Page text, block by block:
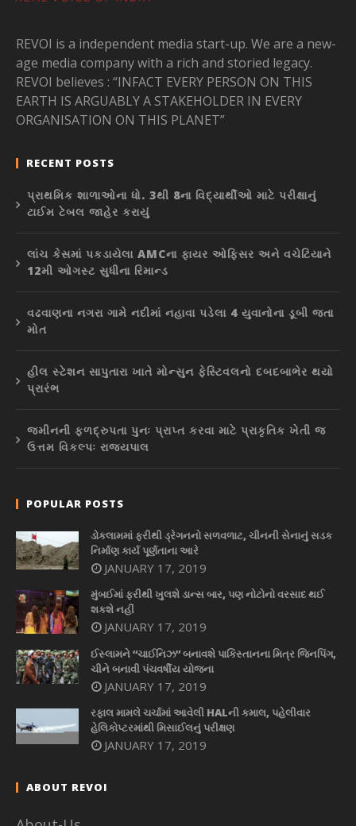
REVOI is a independent media start-up. We are a new-
age media company with a rich and storied legacy.
REVOI believes : “INFACT EVERY PERSON ON THIS
EARTH IS ARGUABLY A STAKEHOLDER IN EVERY
ORGANISATION ON THIS PLANET”
RECENT POSTS
પ્રાથમિક શાળાઓના ધો. 3થી 8ના વિદ્યાર્થીઓ માટે પરીક્ષાનું
ટાઈમ ટેબલ જાહેર કરાયું
લાંચ કેસમાં પકડાયેલા AMCના ફાયર ઓફિસર અને વચેટિયાને
12મી ઓગસ્ટ સુધીના રિમાન્ડ
વઢવાણના નગરા ગામે નદીમાં નહાવા પડેલા 4 યુવાનોના ડૂબી જતા
મોત
હીલ સ્ટેશન સાપુતારા ખાતે મોન્સુન ફેસ્ટિવલનો દબદબાભેર થયો
પ્રારંભ
જમીનની ફળદ્રુપતા પુનઃ પ્રાપ્ત કરવા માટે પ્રાકૃતિક ખેતી જ
ઉત્તમ વિકલ્પઃ રાજ્યપાલ
POPULAR POSTS
ડોકલામમાં ફરીથી ડ્રેગનનો સળવળાટ, ચીનની સેનાનું સડક
નિર્માણ કાર્ય પૂર્ણતાના આરે
JANUARY 17, 2019
મુંબઈમાં ફરીથી ખુલશે ડાન્સ બાર, પણ નોટોનો વરસાદ થઈ
શકશે નહીં
JANUARY 17, 2019
ઈસ્લામને “ચાઈનિઝ” બનાવશે પાકિસ્તાનના મિત્ર જિનપિંગ,
ચીને બનાવી પંચવર્ષીય યોજના
JANUARY 17, 2019
રફાલ મામલે ચર્ચામાં આવેલી HALની કમાલ, પહેલીવાર
હેલિકોપ્ટરમાંથી મિસાઈલનું પરીક્ષણ
JANUARY 17, 2019
ABOUT REVOI